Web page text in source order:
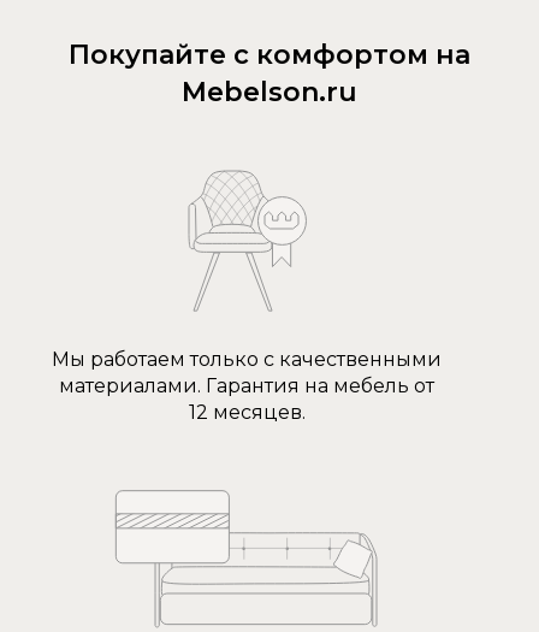
Покупайте с комфортом на
Mebelson.ru
Мы работаем только с качественными
материалами. Гарантия на мебель от
12 месяцев.